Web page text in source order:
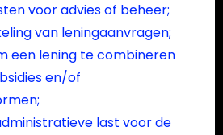
voor advies of beheer;
van leningaanvragen;
een lening te combineren
en/of
last voor de